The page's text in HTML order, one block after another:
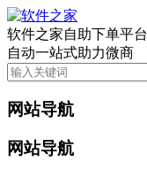
软件之家自助下单平台
自动一站式助力微商
网站导航
网站导航